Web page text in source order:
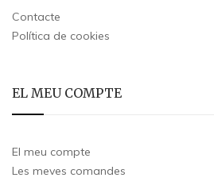
Contacte
Política de cookies
EL MEU COMPTE
El meu compte
Les meves comandes